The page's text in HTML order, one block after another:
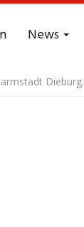
News
Dieburg.